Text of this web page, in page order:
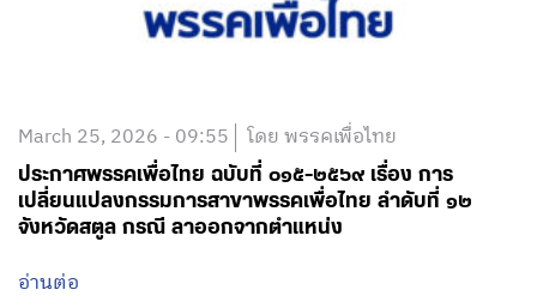
March 25, 2026 - 09:55 โดย พรรคเพื่อไทย
ประกาศพรรคเพื่อไทย ฉบับที่ ๐๑๕-๒๕๖๙ เรื่อง การ
เปลี่ยนแปลงกรรมการสาขาพรรคเพื่อไทย ลำดับที่ ๑๒
จังหวัดสตูล กรณี ลาออกจากตำแหน่ง
อ่านต่อ